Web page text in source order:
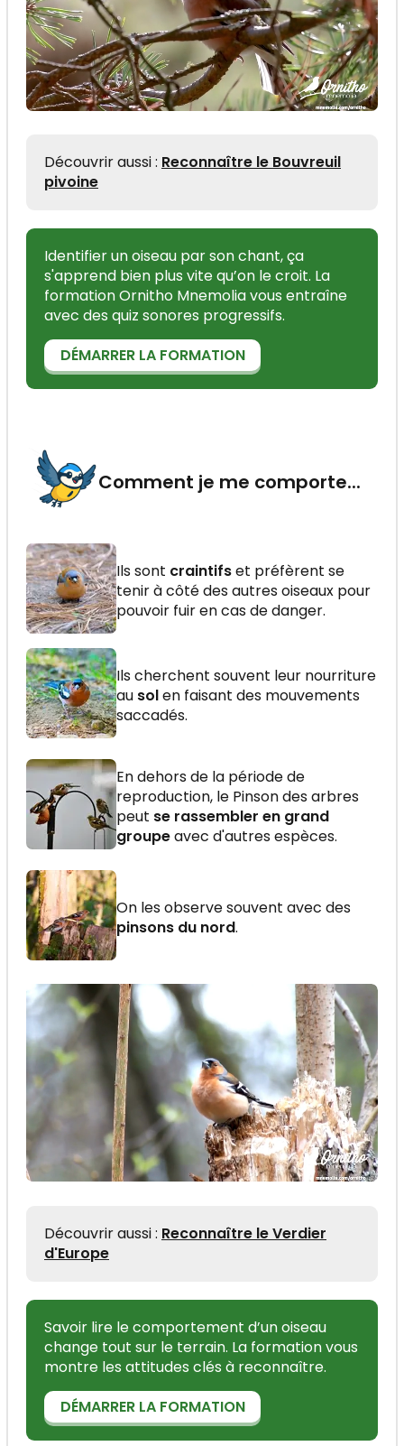
Découvrir aussi : Reconnaître le Bouvreuil
pivoine
Identifier un oiseau par son chant, ça
s'apprend bien plus vite qu’on le croit. La
formation Ornitho Mnemolia vous entraîne
avec des quiz sonores progressifs.
DÉMARRER LA FORMATION
Comment je me comporte...
Ils sont craintifset préfèrent se
tenir à côté des autres oiseaux pour
pouvoir fuir en cas de danger.
Ils cherchent souvent leur nourriture
au solen faisant des mouvements
saccadés.
En dehors de la période de
reproduction, le Pinson des arbres
peut se rassembler en grand
groupeavec d'autres espèces.
On les observe souvent avec des
pinsons du nord.
Découvrir aussi : Reconnaître le Verdier
d'Europe
Savoir lire le comportement d’un oiseau
change tout sur le terrain. La formation vous
montre les attitudes clés à reconnaître.
DÉMARRER LA FORMATION